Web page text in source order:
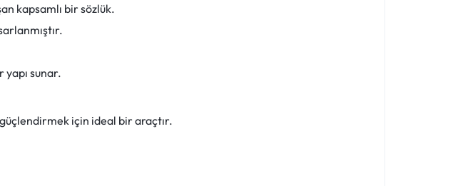
kapsamlı bir sözlük.
sunar.
için ideal bir araçtır.